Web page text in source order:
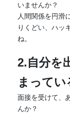
いませんか？
人間関係を円滑
りくどい、ハッ
ね。
2.自分を
まってい
面接を受けて、
んか？